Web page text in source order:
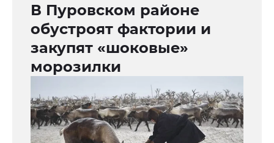
В Пуровском районе
обустроят фактории и
закупят «шоковые»
морозилки